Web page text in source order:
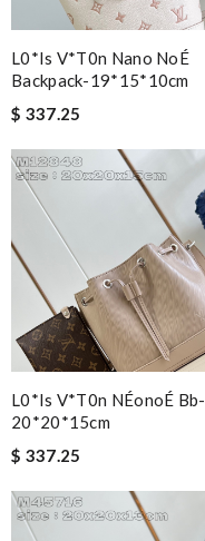
L0*is V*t0n Nano NoÉ
Backpack-19*15*10cm
$ 337.25
L0*is V*t0n NÉonoÉ Bb-
20*20*15cm
$ 337.25